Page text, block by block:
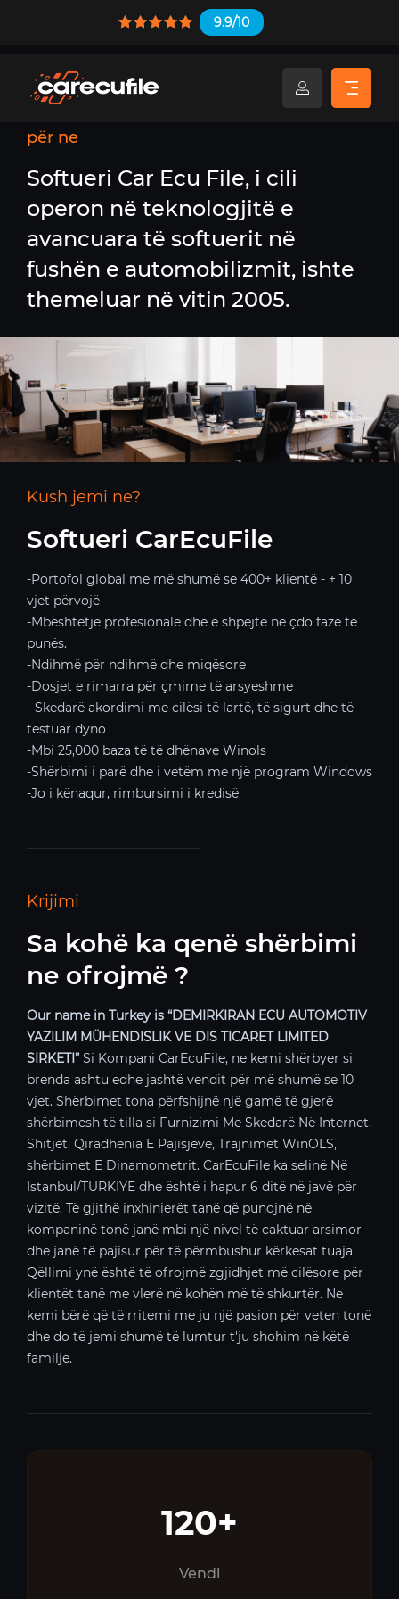
9.9/10
për ne
Softueri Car Ecu File, i cili
operon në teknologjitë e
avancuara të softuerit në
fushën e automobilizmit, ishte
themeluar në vitin 2005.
Kush jemi ne?
Softueri CarEcuFile
-Portofol global me më shumë se 400+ klientë - + 10
vjet përvojë
-Mbështetje profesionale dhe e shpejtë në çdo fazë të
punës.
-Ndihmë për ndihmë dhe miqësore
-Dosjet e rimarra për çmime të arsyeshme
- Skedarë akordimi me cilësi të lartë, të sigurt dhe të
testuar dyno
-Mbi 25,000 baza të të dhënave Winols
-Shërbimi i parë dhe i vetëm me një program Windows
-Jo i kënaqur, rimbursimi i kredisë
Krijimi
Sa kohë ka qenë shërbimi
ne ofrojmë ?
Our name in Turkey is “DEMIRKIRAN ECU AUTOMOTIV
YAZILIM MÜHENDISLIK VE DIS TICARET LIMITED
SIRKETI”Si Kompani CarEcuFile, ne kemi shërbyer si
brenda ashtu edhe jashtë vendit për më shumë se 10
vjet. Shërbimet tona përfshijnë një gamë të gjerë
shërbimesh të tilla si Furnizimi Me Skedarë Në Internet,
Shitjet, Qiradhënia E Pajisjeve, Trajnimet WinOLS,
shërbimet E Dinamometrit. CarEcuFile ka selinë Në
Istanbul/TURKIYE dhe është i hapur 6 ditë në javë për
vizitë. Të gjithë inxhinierët tanë që punojnë në
kompaninë tonë janë mbi një nivel të caktuar arsimor
dhe janë të pajisur për të përmbushur kërkesat tuaja.
Qëllimi ynë është të ofrojmë zgjidhjet më cilësore për
klientët tanë me vlerë në kohën më të shkurtër. Ne
kemi bërë që të rritemi me ju një pasion për veten tonë
dhe do të jemi shumë të lumtur t'ju shohim në këtë
familje.
120+
Vendi